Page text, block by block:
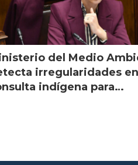
del Medio
irregularidades en
indígena para